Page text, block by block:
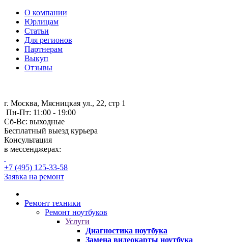
О компании
Юрлицам
Статьи
Для регионов
Партнерам
Выкуп
Отзывы
г. Москва, Мясницкая ул., 22, стр 1
Пн-Пт: 11:00 - 19:00
Сб-Вс: выходные
Бесплатный выезд курьера
Консультация
в мессенджерах:
+7 (495) 125-33-58
Заявка на ремонт
Ремонт техники
Ремонт ноутбуков
Услуги
Диагностика ноутбука
Замена видеокарты ноутбука